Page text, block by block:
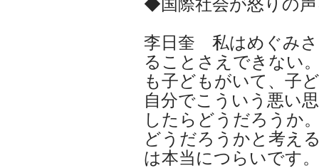
◆国際社会が怒りの
李日奎 私はめぐみさ
ることさえできない
も子どもがいて、子
自分でこういう悪い
したらどうだろうか
どうだろうかと考え
は本当につらいです。